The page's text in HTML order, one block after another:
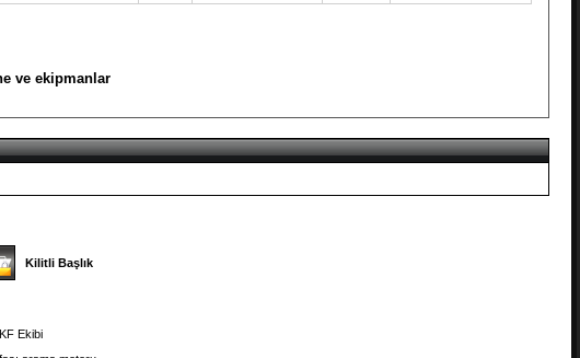
ve ekipmanlar
Kilitli Başlık
Ekibi